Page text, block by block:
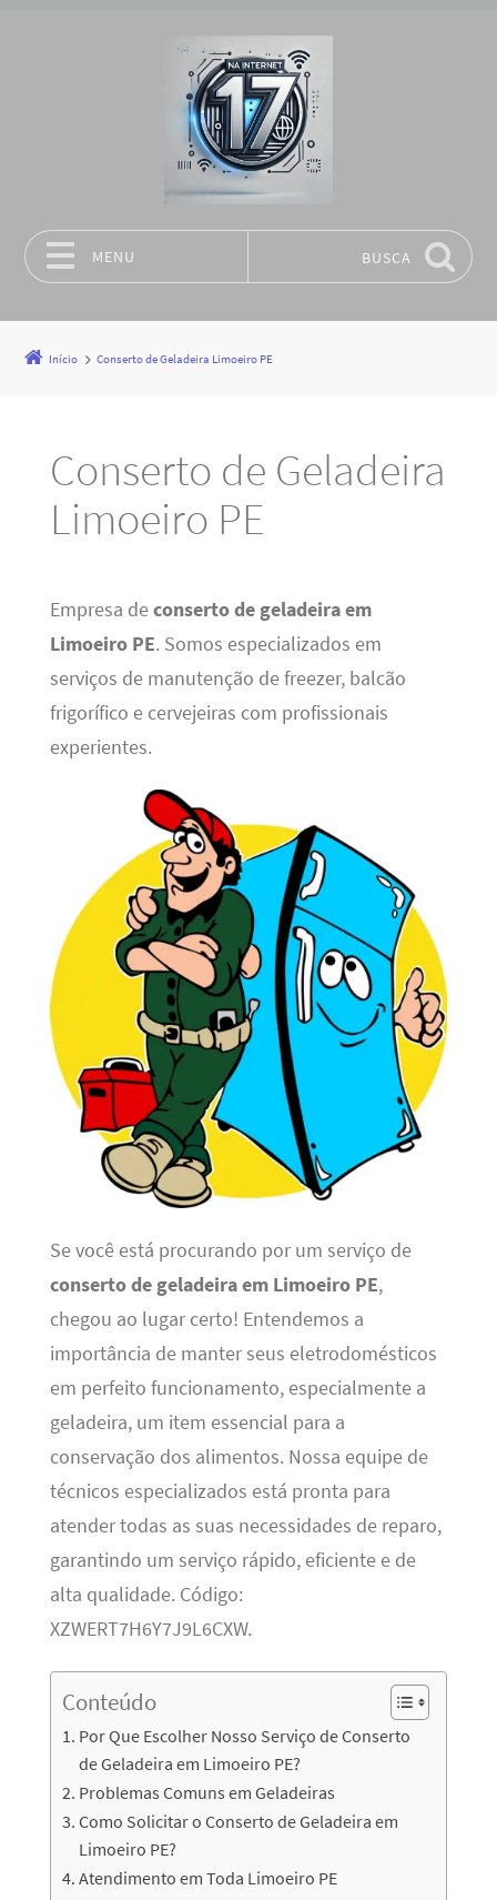
MENU BUSCA
Início Conserto de Geladeira Limoeiro PE
Conserto de Geladeira
Limoeiro PE
Empresa deconserto de geladeira em
Limoeiro PE. Somos especializados em
serviços de manutenção de freezer, balcão
frigorífico e cervejeiras com profissionais
experientes.
Se você está procurando por um serviço de
conserto de geladeira em Limoeiro PE,
chegou ao lugar certo! Entendemos a
importância de manter seus eletrodomésticos
em perfeito funcionamento, especialmente a
geladeira, um item essencial para a
conservação dos alimentos. Nossa equipe de
técnicos especializados está pronta para
atender todas as suas necessidades de reparo,
garantindo um serviço rápido, eficiente e de
alta qualidade. Código:
XZWERT7H6Y7J9L6CXW.
Conteúdo
Por Que Escolher Nosso Serviço de Conserto
de Geladeira em Limoeiro PE?
Problemas Comuns em Geladeiras
Como Solicitar o Conserto de Geladeira em
Limoeiro PE?
Atendimento em Toda Limoeiro PE